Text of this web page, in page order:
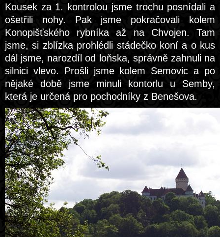
Kousek za 1. kontrolou jsme trochu posnídali a
ošetřili nohy. Pak jsme pokračovali kolem
Konopišťského rybníka až na Chvojen. Tam
jsme, si zblízka prohlédli stádečko koní a o kus
dál jsme, narozdíl od loňska, správně zahnuli na
silnici vlevo. Prošli jsme kolem Semovic a po
nějaké době jsme minuli kontorlu u Semby,
která je určená pro pochodníky z Benešova.